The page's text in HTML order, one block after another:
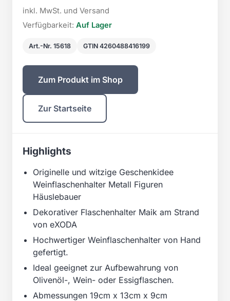
inkl. MwSt. und Versand
Verfügbarkeit: Auf Lager
Art.-Nr. 15618 GTIN 4260488416199
Zum Produkt im Shop
Zur Startseite
Highlights
Originelle und witzige Geschenkidee
Weinflaschenhalter Metall Figuren
Häuslebauer
Dekorativer Flaschenhalter Maik am Strand
von eXODA
Hochwertiger Weinflaschenhalter von Hand
gefertigt.
Ideal geeignet zur Aufbewahrung von
Olivenöl-, Wein- oder Essigflaschen.
Abmessungen 19cm x 13cm x 9cm